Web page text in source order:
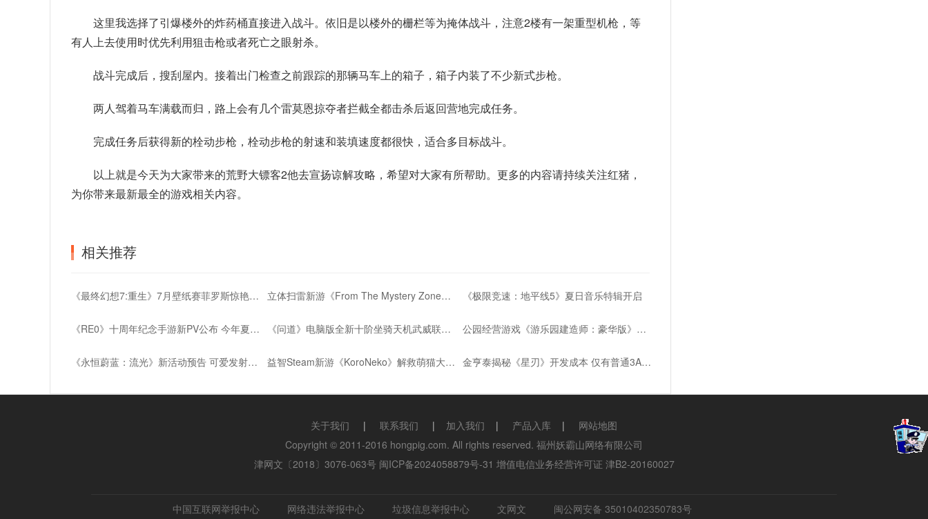
这里我选择了引爆楼外的炸药桶直接进入战斗。依旧是以楼外的栅栏等为掩体战斗，注意2楼有一架重型机枪，等
有人上去使用时优先利用狙击枪或者死亡之眼射杀。
战斗完成后，搜刮屋内。接着出门检查之前跟踪的那辆马车上的箱子，箱子内装了不少新式步枪。
两人驾着马车满载而归，路上会有几个雷莫恩掠夺者拦截全都击杀后返回营地完成任务。
完成任务后获得新的栓动步枪，栓动步枪的射速和装填速度都很快，适合多目标战斗。
以上就是今天为大家带来的荒野大镖客2他去宣扬谅解攻略，希望对大家有所帮助。更多的内容请持续关注红猪，
为你带来最新最全的游戏相关内容。
相关推荐
《最终幻想7:重生》7月壁纸赛菲罗斯惊艳亮相 立体扫雷新游《From The Mystery Zone》登陆Steam 《极限竞速：地平线5》夏日音乐特辑开启
《RE0》十周年纪念手游新PV公布 今年夏季上线 《问道》电脑版全新十阶坐骑天机武威联动紫禁城 公园经营游戏《游乐园建造师：豪华版》宣传片发布
《永恒蔚蓝：流光》新活动预告 可爱发射器登场 益智Steam新游《KoroNeko》解救萌猫大冒险 金亨泰揭秘《星刃》开发成本 仅有普通3A游戏的1/3
关于我们 | 联系我们 | 加入我们 | 产品入库 |
网站地图
Copyright © 2011-2016 hongpig.com. All rights reserved. 福州妖霸山网络有限公司
津网文〔2018〕3076-063号 闽ICP备2024058879号-31 增值电信业务经营许可证 津B2-20160027
中国互联网举报中心 网络违法举报中心 垃圾信息举报中心 文网文 闽公网安备 35010402350783号